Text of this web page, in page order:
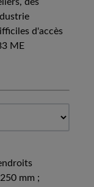
des
d'accès
ME
mm ;